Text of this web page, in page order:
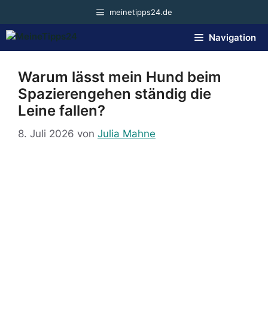
springen
meinetipps24.de
Navigation
Warum lässt mein Hund beim
Spazierengehen ständig die
Leine fallen?
8. Juli 2026 von Julia Mahne